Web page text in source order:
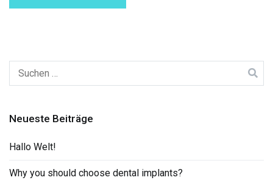
Suchen
nach:
Neueste Beiträge
Hallo Welt!
Why you should choose dental implants?